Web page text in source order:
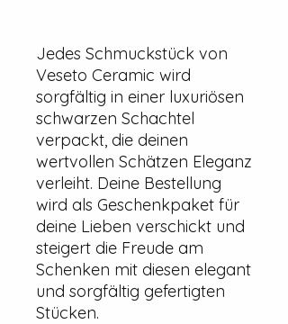
Jedes Schmuckstück von
Veseto Ceramic wird
sorgfältig in einer luxuriösen
schwarzen Schachtel
verpackt, die deinen
wertvollen Schätzen Eleganz
verleiht. Deine Bestellung
wird als Geschenkpaket für
deine Lieben verschickt und
steigert die Freude am
Schenken mit diesen elegant
und sorgfältig gefertigten
Stücken.